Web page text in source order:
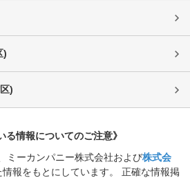
)
)
る情報についてのご注意》
ミーカンパニー株式会社および株式会
報をもとにしています。 正確な情報掲